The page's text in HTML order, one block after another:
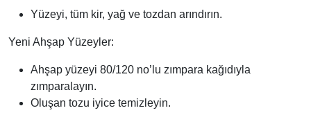
Yüzeyi, tüm kir, yağ ve tozdan arındırın.
Yeni Ahşap Yüzeyler:
Ahşap yüzeyi 80/120 no’lu zımpara kağıdıyla
zımparalayın.
Oluşan tozu iyice temizleyin.